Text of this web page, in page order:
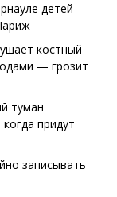
детей
костный
— грозит
туман
придут
записывать